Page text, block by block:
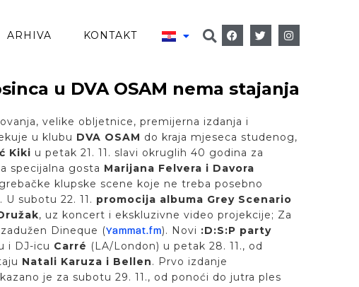
ARHIVA KONTAKT
u DVA OSAM nema stajanja
velike obljetnice, premijerna izdanja i
u klubu DVA OSAM do kraja mjeseca studenog,
Kiki u petak 21. 11. slavi okruglih 40 godina za
specijalna gosta Marijana Felvera i Davora
klupske scene koje ne treba posebno
subotu 22. 11. promocija albuma Grey Scenario
, uz koncert i ekskluzivne video projekcije; Za
Dineque (Yammat.fm). Novi :D:S:P party
i DJ-icu Carré (LA/London) u petak 28. 11., od
Natali Karuza i Bellen. Prvo izdanje
je za subotu 29. 11., od ponoći do jutra ples